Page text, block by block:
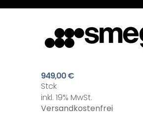
949,00 €
Stck
inkl. 19% MwSt.
Versandkostenfrei